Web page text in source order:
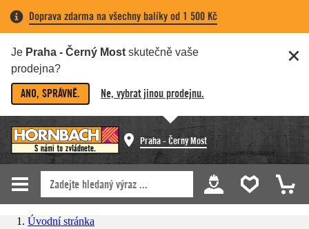
Doprava zdarma na všechny balíky od 1 500 Kč
Je Praha - Černý Most skutečně vaše
prodejna?
ANO, SPRÁVNĚ. Ne, vybrat jinou prodejnu.
Praha - Černý Most
Úvodní stránka